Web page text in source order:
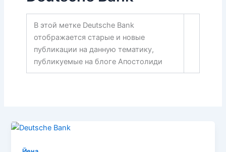
В этой метке Deutsche Bank
отображается старые и новые
публикации на данную тематику,
публикуемые на блоге Апостолиди